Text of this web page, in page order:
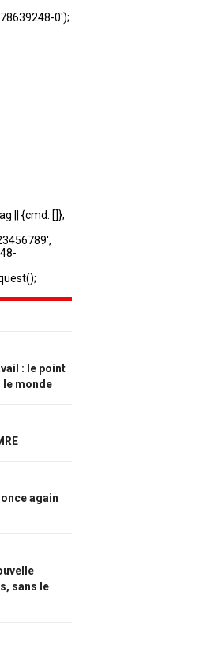
: le point
monde
again
sans le